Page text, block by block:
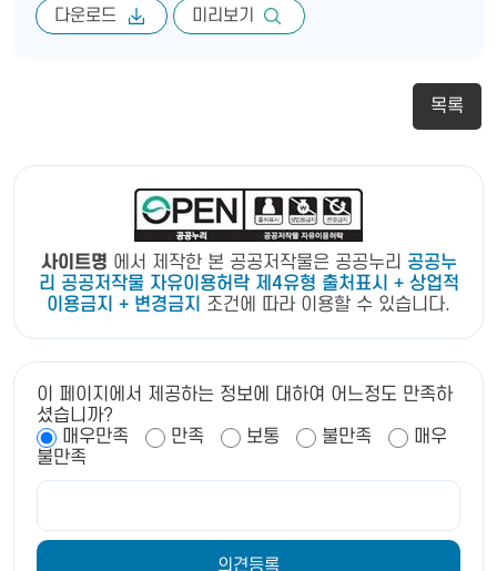
다운로드
미리보기
목록
사이트명 에서 제작한 본 공공저작물은 공공누리 공공누
리 공공저작물 자유이용허락 제4유형 출처표시 + 상업적
이용금지 + 변경금지 조건에 따라 이용할 수 있습니다.
이 페이지에서 제공하는 정보에 대하여 어느정도 만족하
셨습니까?
매우만족
만족 보통 불만족
매우
불만족